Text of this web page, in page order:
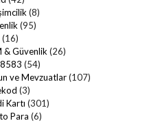
(8)
(95)
(16)
& Güvenlik(26)
(54)
ve Mevzuatlar(107)
(3)
Kartı (301)
Para (6)